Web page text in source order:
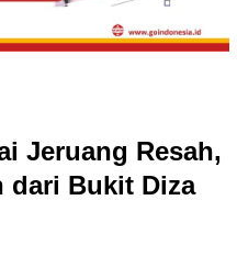
Jeruang Resah,
dari Bukit Diza